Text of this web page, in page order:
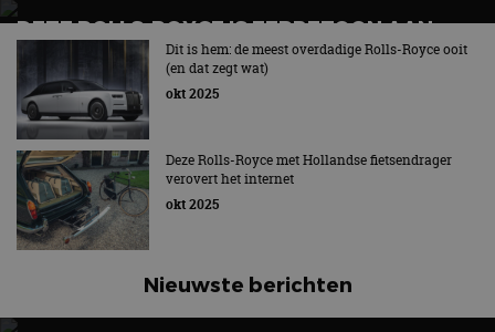
DEZE ROLLS-ROYCE IS EERBETOON AAN
WATEREN VAN DE ENGELSE ZUIDKUST
Rolls-Royce Phantom Regatta brengt Britse zeiltraditie
naar Goodwood
Dit is hem: de meest overdadige Rolls-Royce ooit
(en dat zegt wat)
okt 2025
Deze Rolls-Royce met Hollandse fietsendrager
verovert het internet
okt 2025
Nieuwste berichten